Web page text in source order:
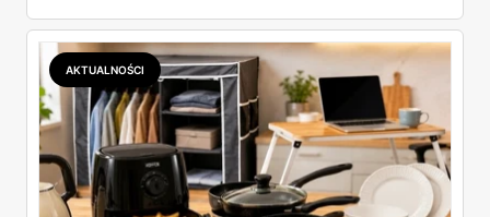
wszystkie oferty i policzyłam, kiedy taki zakup faktycznie
się opłaca.
AKTUALNOŚCI